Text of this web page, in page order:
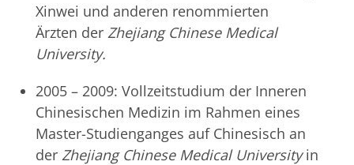
Xinwei und anderen renommierten
Ärzten der Zhejiang Chinese Medical
University.
2005 – 2009: Vollzeitstudium der Inneren
Chinesischen Medizin im Rahmen eines
Master-Studienganges auf Chinesisch an
der Zhejiang Chinese Medical Universityin